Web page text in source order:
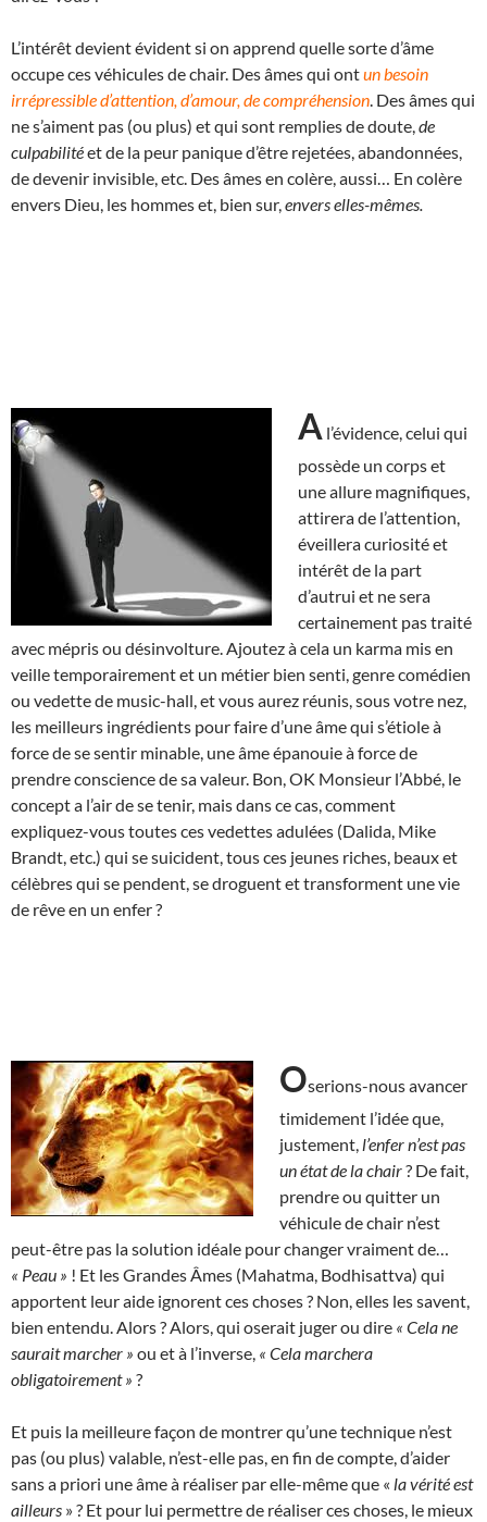
L’intérêt devient évident si on apprend quelle sorte d’âme
occupe ces véhicules de chair. Des âmes qui ontun besoin
irrépressible d’attention, d’amour, de compréhension . Des âmes qui
ne s’aiment pas (ou plus) et qui sont remplies de doute, de
culpabilitéet de la peur panique d’être rejetées, abandonnées,
de devenir invisible, etc. Des âmes en colère, aussi… En colère
envers Dieu, les hommes et, bien sur, envers elles-mêmes.
A l’évidence, celui qui
possède un corps et
une allure magnifiques,
attirera de l’attention,
éveillera curiosité et
intérêt de la part
d’autrui et ne sera
certainement pas traité
avec mépris ou désinvolture. Ajoutez à cela un karma mis en
veille temporairement et un métier bien senti, genre comédien
ou vedette de music-hall, et vous aurez réunis, sous votre nez,
les meilleurs ingrédients pour faire d’une âme qui s’étiole à
force de se sentir minable, une âme épanouie à force de
prendre conscience de sa valeur. Bon, OK Monsieur l’Abbé, le
concept a l’air de se tenir, mais dans ce cas, comment
expliquez-vous toutes ces vedettes adulées (Dalida, Mike
Brandt, etc.) qui se suicident, tous ces jeunes riches, beaux et
célèbres qui se pendent, se droguent et transforment une vie
de rêve en un enfer ?
Oserions-nous avancer
timidement l’idée que,
justement, l’enfer n’est pas
un état de la chair? De fait,
prendre ou quitter un
véhicule de chair n’est
peut-être pas la solution idéale pour changer vraiment de…
« Peau » ! Et les Grandes Âmes (Mahatma, Bodhisattva) qui
apportent leur aide ignorent ces choses ? Non, elles les savent,
bien entendu. Alors ? Alors, qui oserait juger ou dire « Cela ne
saurait marcher » ou et à l’inverse, « Cela marchera
obligatoirement » ?
Et puis la meilleure façon de montrer qu’une technique n’est
pas (ou plus) valable, n’est-elle pas, en fin de compte, d’aider
sans a priori une âme à réaliser par elle-même que « la vérité est
ailleurs » ? Et pour lui permettre de réaliser ces choses, le mieux